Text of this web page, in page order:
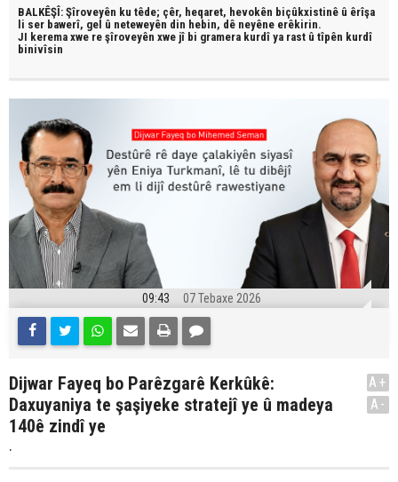
BALKÊŞÎ: Şîroveyên ku têde; çêr, heqaret, hevokên biçûkxistinê û êrîşa
li ser bawerî, gel û neteweyên din hebin, dê neyêne erêkirin.
JI kerema xwe re şîroveyên xwe jî bi gramera kurdî ya rast û tîpên kurdî
binivîsin
09:43 07 Tebaxe 2026
Dijwar Fayeq bo Parêzgarê Kerkûkê:
Daxuyaniya te şaşiyeke stratejî ye û madeya
140ê zindî ye
.
A+
A-